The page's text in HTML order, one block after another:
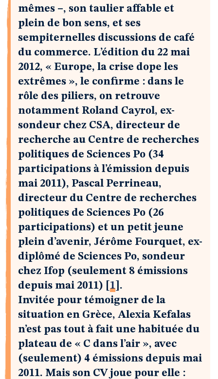
mêmes –, son taulier affable et
plein de bon sens, et ses
sempiternelles discussions de café
du commerce. L’édition du 22 mai
2012, « Europe, la crise dope les
extrêmes », le confirme : dans le
rôle des piliers, on retrouve
notamment Roland Cayrol, ex-
sondeur chez CSA, directeur de
recherche au Centre de recherches
politiques de Sciences Po (34
participations à l’émission depuis
mai 2011), Pascal Perrineau,
directeur du Centre de recherches
politiques de Sciences Po (26
participations) et un petit jeune
plein d’avenir, Jérôme Fourquet, ex-
diplômé de Sciences Po, sondeur
chez Ifop (seulement 8 émissions
depuis mai 2011)
1 .
Invitée pour témoigner de la
situation en Grèce, Alexia Kefalas
n’est pas tout à fait une habituée du
plateau de « C dans l’air », avec
(seulement) 4 émissions depuis mai
2011. Mais son CV joue pour elle :